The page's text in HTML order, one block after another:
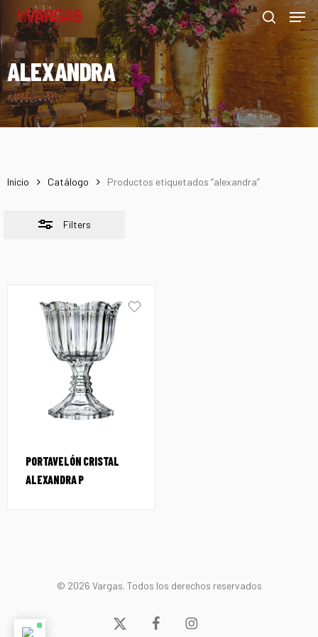
Skip
main
content
search
Menu
ALEXANDRA
Inicio Catálogo Productos etiquetados “alexandra”
Filters
Close
Filters
PORTAVELÓN CRISTAL
ALEXANDRA P
© 2026 Vargas. Todos los derechos reservados
x-
facebookinstagram
Menu